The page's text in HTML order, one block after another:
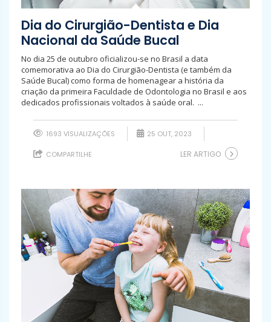
Dia do Cirurgião-Dentista e Dia
Nacional da Saúde Bucal
No dia 25 de outubro oficializou-se no Brasil a data
comemorativa ao Dia do Cirurgião-Dentista (e também da
Saúde Bucal) como forma de homenagear a história da
criação da primeira Faculdade de Odontologia no Brasil e aos
dedicados profissionais voltados à saúde oral. ...
1693 VISUALIZAÇÕES 25 OUT, 2023
COMPARTILHE LER ARTIGO